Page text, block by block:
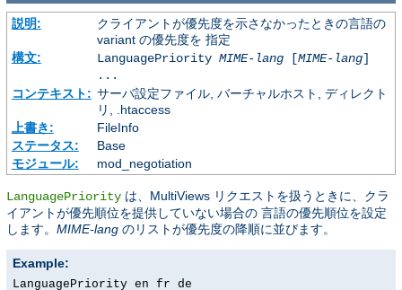
説明:
クライアントが優先度を示さなかったときの言語の
variant の優先度を 指定
構文:
LanguagePriority MIME-lang[MIME-lang]
...
コンテキスト: サーバ設定ファイル, バーチャルホスト, ディレクト
リ, .htaccess
上書き:
FileInfo
ステータス:
Base
モジュール:
mod_negotiation
LanguagePriority は、MultiViews リクエストを扱うときに、クラ
イアントが優先順位を提供していない場合の 言語の優先順位を設定
します。 MIME-lang のリストが優先度の降順に並びます。
Example:
LanguagePriority en fr de